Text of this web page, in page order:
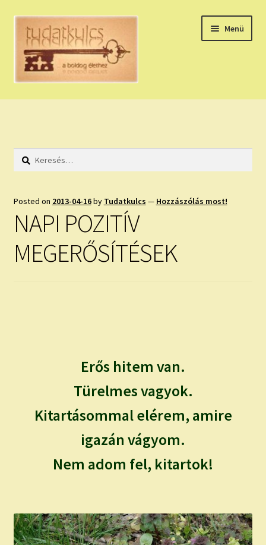
Ugrás
navigációhoz
Kilépés
tartalomba
Menü
HÚZZ EGY KÁRTYÁT!
HOLDNAPTÁR
NAPI ASZTROLÓGIA
KÉRJ EGY MEGERŐSÍTÉST!
TAROT ELEMZÉS MEGRENDELÉSE LIMITÁLT!
AJÁNDÉKOKKAL!
Keresés:
Posted on 2013-04-16by Tudatkulcs — Hozzászólás most!
NAPI POZITÍV
MEGERŐSÍTÉSEK
Erős hitem van.
Türelmes vagyok.
Kitartásommal elérem, amire
igazán vágyom.
Nem adom fel, kitartok!